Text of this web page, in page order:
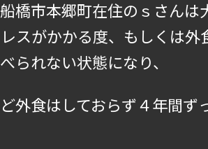
橋市本郷町在住のｓさんは
スがかかる度、もしくは外
られない状態になり、
外食はしておらず４年間ず